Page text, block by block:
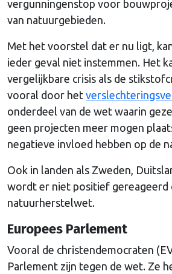
vergunningenstop voor
van natuurgebieden.
Met het voorstel dat er nu ligt,
ieder geval niet instemmen. Het
vergelijkbare crisis als de
vooral door het
onderdeel van de wet waarin
geen projecten meer mogen
negatieve invloed hebben op de
Ook in landen als Zweden,
wordt er niet positief gereageerd
natuurherstelwet.
Europees Parlement
Vooral de christendemocraten
Parlement zijn tegen de wet. Ze